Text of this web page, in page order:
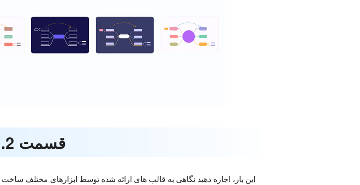
قسمت 2. بررسی 7 نوع قالب نقشه ذهنی
این بار، اجازه دهید نگاهی به قالب های ارائه شده توسط ابزارهای مختلف